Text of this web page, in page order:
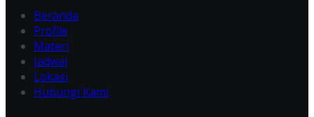
Beranda
Profile
Materi
Jadwal
Lokasi
Hubungi Kami